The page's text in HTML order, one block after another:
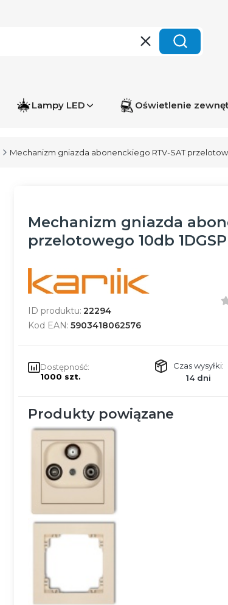
WyczyśćSzukaj
Lampy LED Oświetlenie
Mechanizm gniazda abonenckiego RTV-SAT
Mechanizm gniazda
przelotowego 10db
ID produktu: 22294
Kod EAN: 5903418062576
Dostępność:
1000 szt.
Czas wysyłki:
14 dni
Produkty powiązane